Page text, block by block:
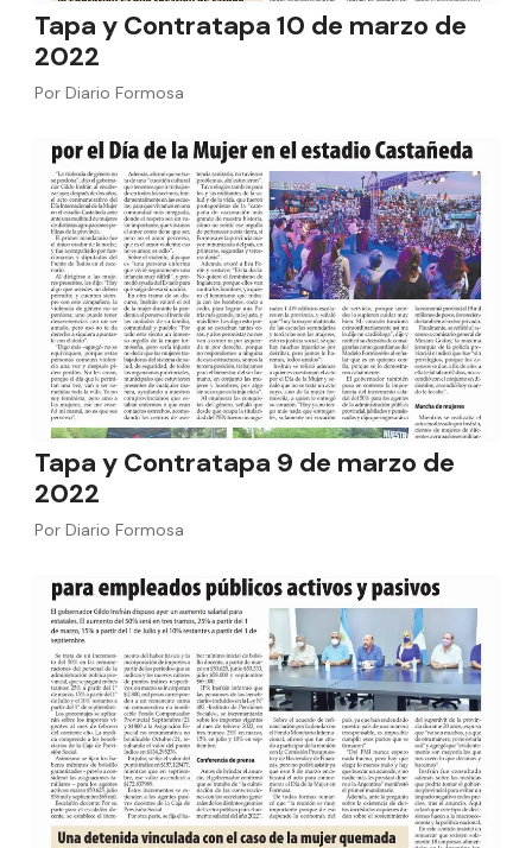
Tapa y Contratapa 10 de marzo de
2022
Por Diario Formosa
Tapa y Contratapa 9 de marzo de
2022
Por Diario Formosa